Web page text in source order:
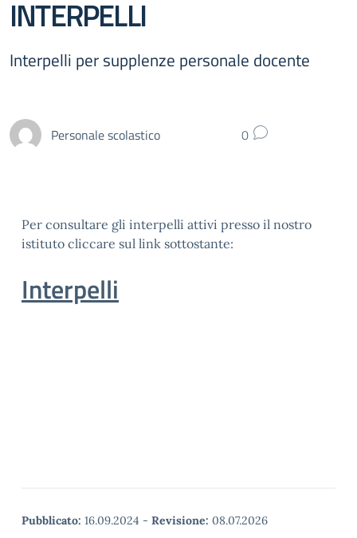
INTERPELLI
Interpelli per supplenze personale docente
Personale scolastico 0
Per consultare gli interpelli attivi presso il nostro
istituto cliccare sul link sottostante:
Interpelli
Pubblicato: 16.09.2024 - Revisione: 08.07.2026